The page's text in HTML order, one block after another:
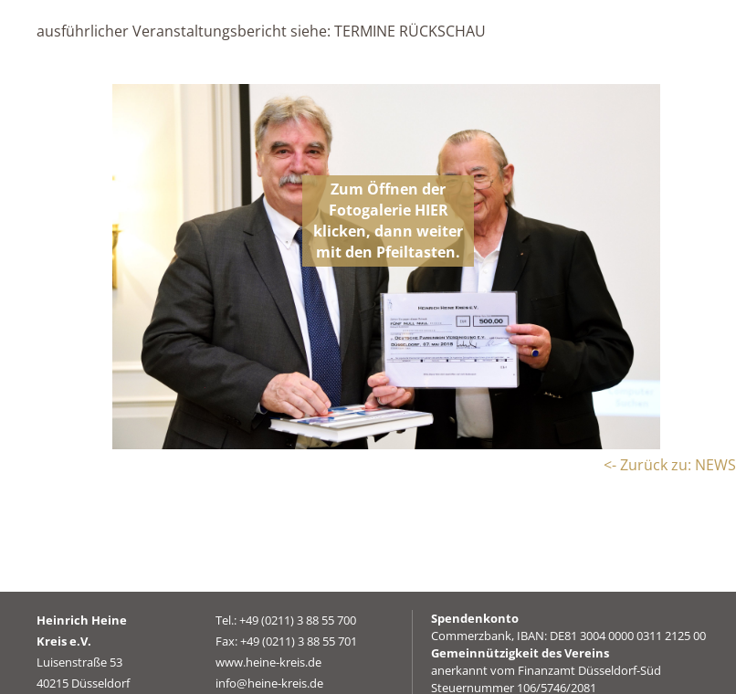
ausführlicher Veranstaltungsbericht siehe: TERMINE RÜCKSCHAU
<- Zurück zu: NEWS
Heinrich Heine
Kreis e.V.
Luisenstraße 53
40215 Düsseldorf
Tel.: +49 (0211) 3 88 55 700
Fax: +49 (0211) 3 88 55 701
www.heine-kreis.de
info@heine-kreis.de
Spendenkonto
Commerzbank, IBAN: DE81 3004 0000 0311 2125 00
Gemeinnützigkeit des Vereins
anerkannt vom Finanzamt Düsseldorf-Süd
Steuernummer 106/5746/2081